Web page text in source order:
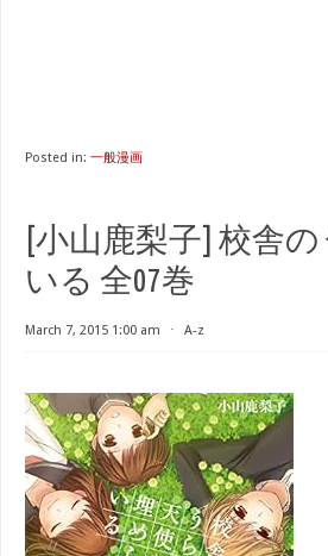
Posted in: 一般漫画
[小山鹿梨子] 校舎
いる 全07巻
March 7, 2015 1:00 am ⋅ A-z